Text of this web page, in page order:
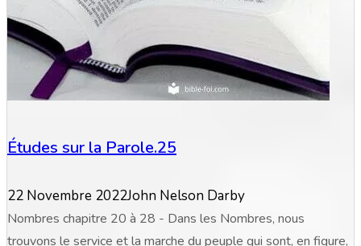
Études sur la Parole.25
22 Novembre 2022John Nelson Darby
Nombres chapitre 20 à 28 - Dans les Nombres, nous
trouvons le service et la marche du peuple qui sont, en figure,